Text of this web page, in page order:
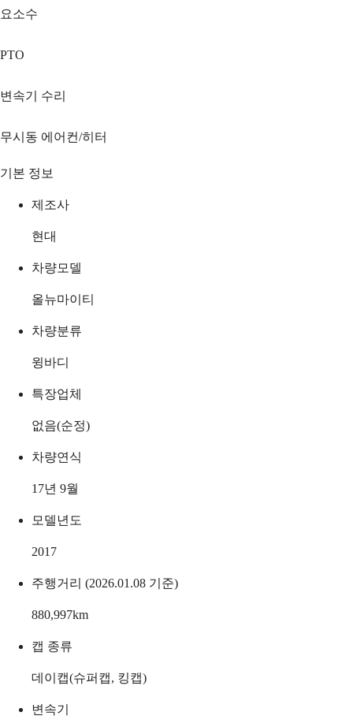
요소수
PTO
변속기 수리
무시동 에어컨/히터
기본 정보
제조사
현대
차량모델
올뉴마이티
차량분류
윙바디
특장업체
없음(순정)
차량연식
17년 9월
모델년도
2017
주행거리 (2026.01.08 기준)
880,997km
캡 종류
데이캡(슈퍼캡, 킹캡)
변속기